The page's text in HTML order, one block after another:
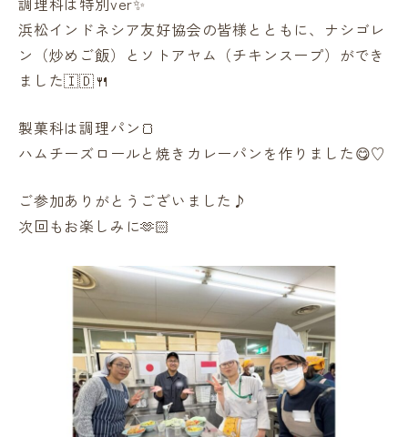
浜松インドネシア友好協会の皆様とともに、ナシゴレ
ン（炒めご飯）とソトアヤム（チキンスープ）ができ
ました🇮🇩🍴
製菓科は調理パン🍞
ハムチーズロールと焼きカレーパンを作りました😋♡
ご参加ありがとうございました♪
次回もお楽しみに🫶🏻